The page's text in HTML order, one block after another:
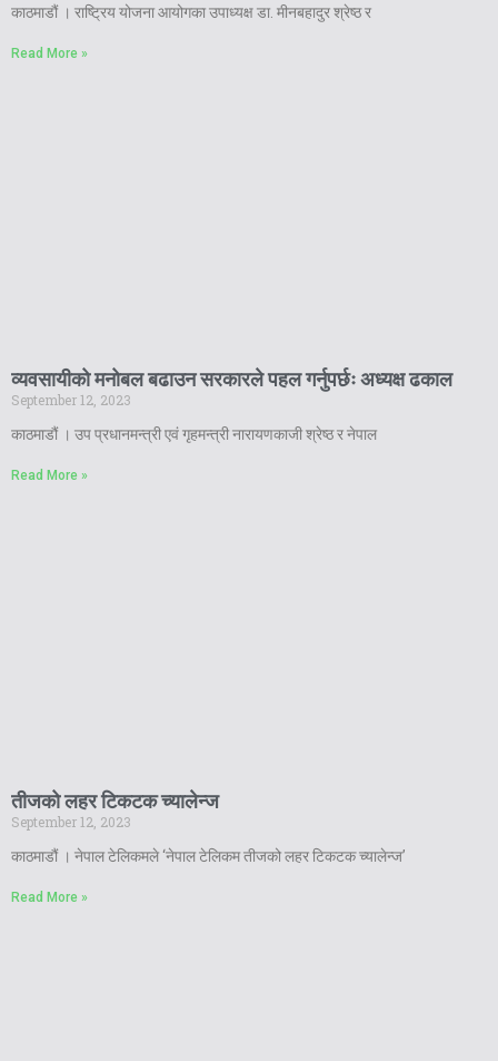
काठमाडौं । राष्ट्रिय योजना आयोगका उपाध्यक्ष डा. मीनबहादुर श्रेष्ठ र
Read More »
व्यवसायीको मनोबल बढाउन सरकारले पहल गर्नुपर्छः अध्यक्ष ढकाल
September 12, 2023
काठमाडौं । उप प्रधानमन्त्री एवं गृहमन्त्री नारायणकाजी श्रेष्ठ र नेपाल
Read More »
तीजको लहर टिकटक च्यालेन्ज
September 12, 2023
काठमाडौं । नेपाल टेलिकमले ‘नेपाल टेलिकम तीजको लहर टिकटक च्यालेन्ज’
Read More »